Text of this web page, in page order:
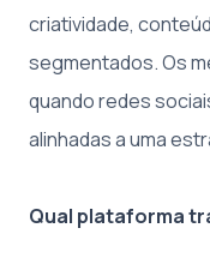
criatividade,
segmentados. Os
quando redes
alinhadas a uma
Qual plataforma